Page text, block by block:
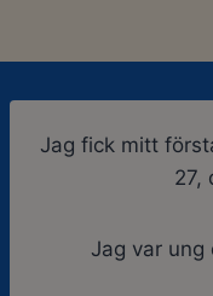
Jag fick mitt
27,
Jag var